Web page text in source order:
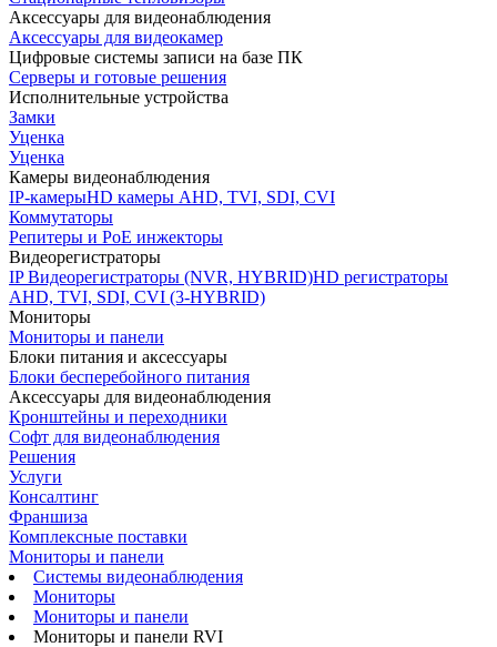
Аксессуары для видеонаблюдения
Аксессуары для видеокамер
Цифровые системы записи на базе ПК
Серверы и готовые решения
Исполнительные устройства
Замки
Уценка
Уценка
Камеры видеонаблюдения
IP-камерыHD камеры AHD, TVI, SDI, CVI
Коммутаторы
Репитеры и PoE инжекторы
Видеорегистраторы
IP Видеорегистраторы (NVR, HYBRID)HD регистраторы
AHD, TVI, SDI, CVI (3-HYBRID)
Мониторы
Мониторы и панели
Блоки питания и аксессуары
Блоки бесперебойного питания
Аксессуары для видеонаблюдения
Кронштейны и переходники
Софт для видеонаблюдения
Решения
Услуги
Консалтинг
Франшиза
Комплексные поставки
Мониторы и панели
Системы видеонаблюдения
Мониторы
Мониторы и панели
Мониторы и панели RVI